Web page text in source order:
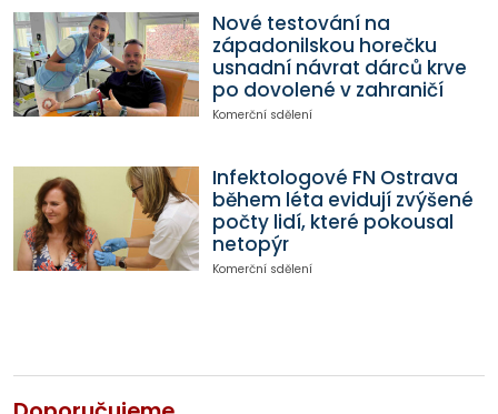
Nové testování na
západonilskou horečku
usnadní návrat dárců krve
po dovolené v zahraničí
Komerční sdělení
Infektologové FN Ostrava
během léta evidují zvýšené
počty lidí, které pokousal
netopýr
Komerční sdělení